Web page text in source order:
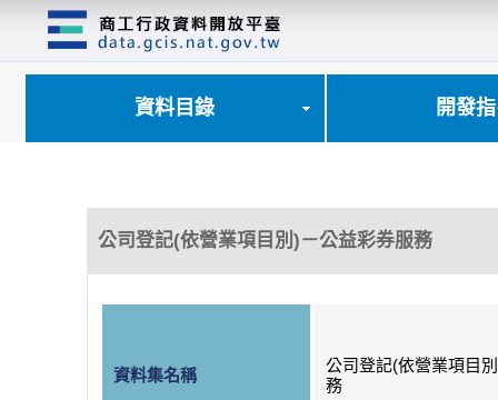
資料目錄 開發
公司登記(依營業項目別)－公益彩券服務
資料集名稱
公司登記(依營業項目
務